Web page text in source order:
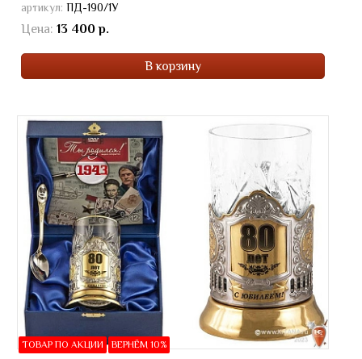
артикул: ПД-190/1У
Цена: 13 400 р.
В корзину
ТОВАР ПО АКЦИИ ВЕРНЁМ 10%